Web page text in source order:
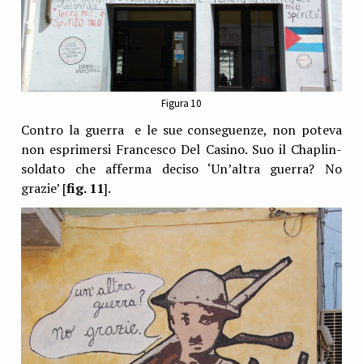
Figura 10
Contro la guerra e le sue conseguenze, non poteva
non esprimersi Francesco Del Casino. Suo il Chaplin-
soldato che afferma deciso ‘Un’altra guerra? No
grazie’ [fig. 11].